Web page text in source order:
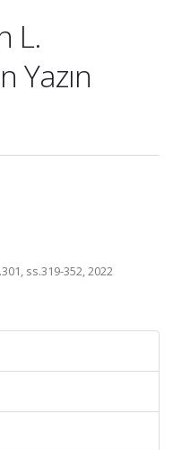
L.
Yazın
ss.319-352, 2022